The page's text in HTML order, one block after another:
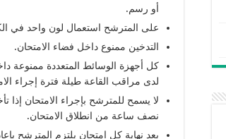
أو رسم.
على المترشح استعمال لون واحد في
التدخين ممنوع داخل فضاء الامتحان.
كل أجهزة الوسائط المتعددة ممنوعة
لدى مراقب القاعة طيلة فترة إجراء
لا يسمح للمترشح بإجراء الامتحان إذا
نصف ساعة من انطلاق الامتحان.
بعد نهاية كل امتحان يلتزم المترشح